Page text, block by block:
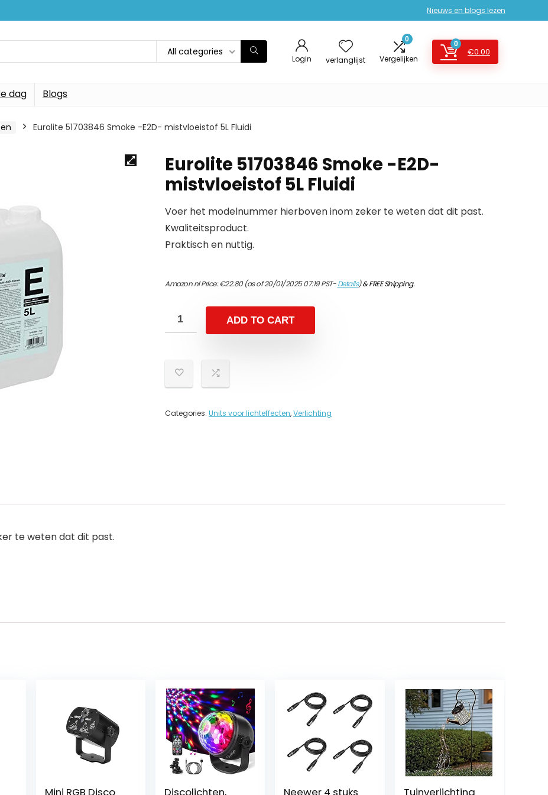
Nieuws en blogs lezen
All categories
Login verlanglijst
0
Vergelijken
0
€0.00
dag Blogs
Eurolite 51703846 Smoke -E2D- mistvloeistof 5L Fluidi
Eurolite 51703846 Smoke -E2D-
mistvloeistof 5L Fluidi
Voer het modelnummer hierboven inom zeker te weten dat dit past.
Kwaliteitsproduct.
Praktisch en nuttig.
Amazon.nl Price:€22.80(as of 20/01/2025 07:19 PST-Details)&FREE Shipping.
ADD TO CART
Categories: Units voor lichteffecten,Verlichting
te weten dat dit past.
Mini RGB Disco
Discolichten,
Neewer 4 stuks
Tuinverlichting